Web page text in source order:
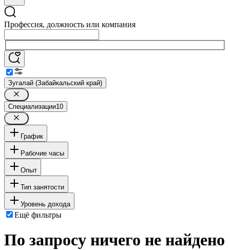
Профессия, должность или компания
Зугалай (Забайкальский край)
Специализации10
График
Рабочие часы
Опыт
Тип занятости
Уровень дохода
Ещё фильтры
По запросу ничего не найдено